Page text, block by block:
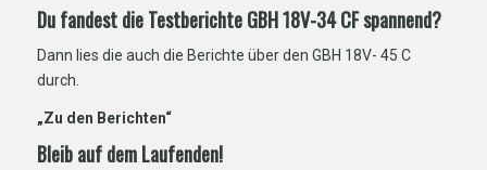
Du fandest die Testberichte GBH 18V-34 CF spannend?
Dann lies die auch die Berichte über den GBH 18V- 45 C
durch.
„Zu den Berichten“
Bleib auf dem Laufenden!